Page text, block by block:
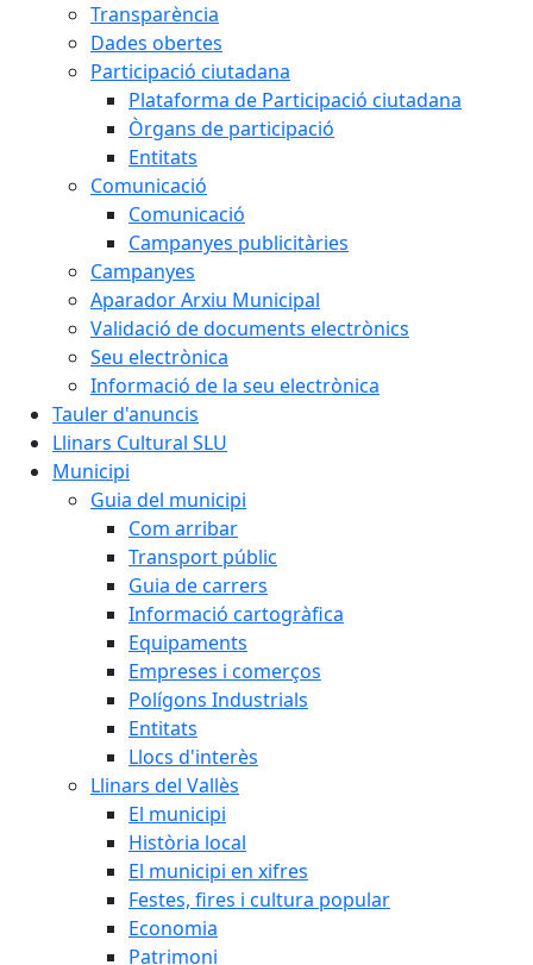
Transparència
Dades obertes
Participació ciutadana
Plataforma de Participació ciutadana
Òrgans de participació
Entitats
Comunicació
Comunicació
Campanyes publicitàries
Campanyes
Aparador Arxiu Municipal
Validació de documents electrònics
Seu electrònica
Informació de la seu electrònica
Tauler d'anuncis
Llinars Cultural SLU
Municipi
Guia del municipi
Com arribar
Transport públic
Guia de carrers
Informació cartogràfica
Equipaments
Empreses i comerços
Polígons Industrials
Entitats
Llocs d'interès
Llinars del Vallès
El municipi
Història local
El municipi en xifres
Festes, fires i cultura popular
Economia
Patrimoni